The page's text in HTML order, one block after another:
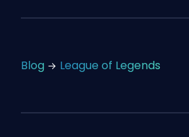
Blog League of Legends